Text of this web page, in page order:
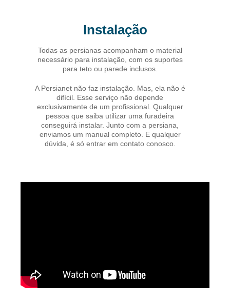
Instalação
Todas as persianas acompanham o material
necessário para instalação, com os suportes
para teto ou parede inclusos.
A Persianet não faz instalação. Mas, ela não é
difícil. Esse serviço não depende
exclusivamente de um profissional. Qualquer
pessoa que saiba utilizar uma furadeira
conseguirá instalar. Junto com a persiana,
enviamos um manual completo. E qualquer
dúvida, é só entrar em contato conosco.